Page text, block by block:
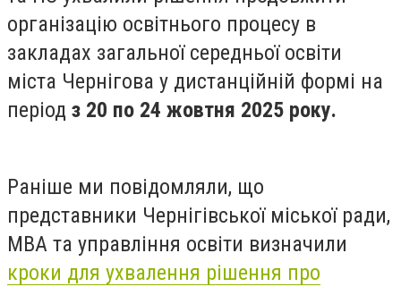
організацію освітнього процесу в
закладах загальної середньої освіти
міста Чернігова у дистанційній формі на
період з 20 по 24 жовтня 2025 року.
Раніше ми повідомляли, що
представники Чернігівської міської ради,
МВА та управління освіти визначили
кроки для ухвалення рішення про